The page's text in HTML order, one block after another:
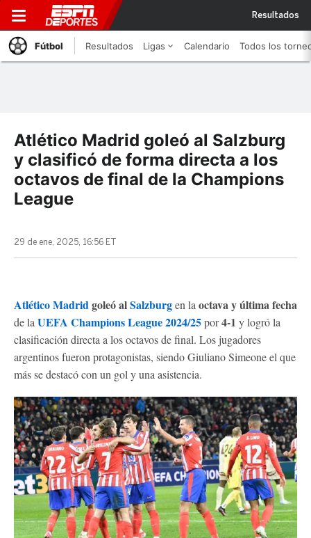
Resultados
Fútbol Resultados Ligas Calendario Todos los
Atlético Madrid goleó al Salzburg
y clasificó de forma directa a los
octavos de final de la Champions
League
29 de ene, 2025, 16:56 ET
Atlético Madridgoleó alSalzburgen la octava y última fecha
de la UEFA Champions League 2024/25por4-1 y logró la
clasificación directa a los octavos de final. Los jugadores
argentinos fueron protagonistas, siendo Giuliano Simeone el que
más se destacó con un gol y una asistencia.